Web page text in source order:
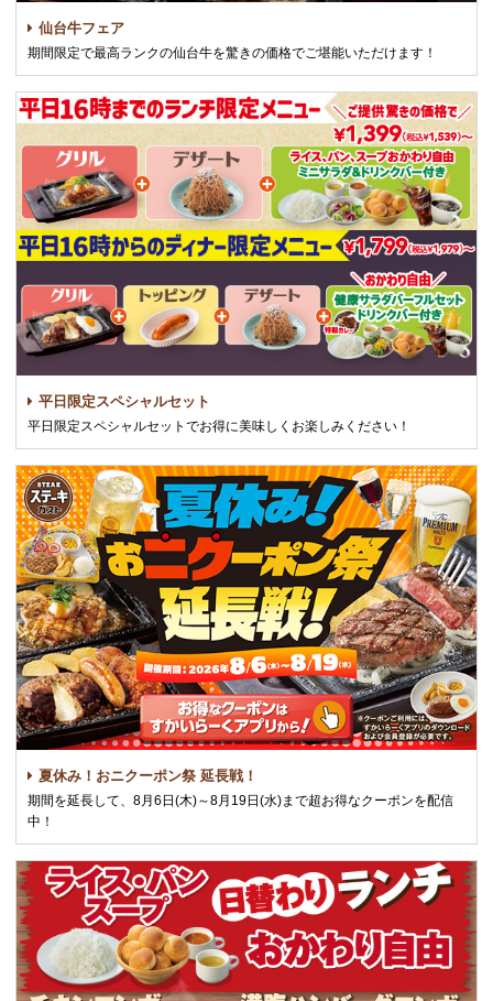
仙台牛フェア
期間限定で最高ランクの仙台牛を驚きの価格でご堪能いただけます！
平日限定スペシャルセット
平日限定スペシャルセットでお得に美味しくお楽しみください！
夏休み！おニクーポン祭 延長戦！
期間を延長して、8月6日(木)～8月19日(水)まで超お得なクーポンを配信
中！